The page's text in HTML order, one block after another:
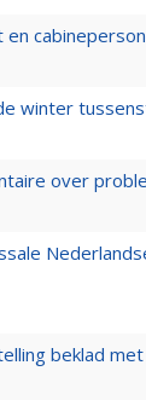
winter
over
beklad